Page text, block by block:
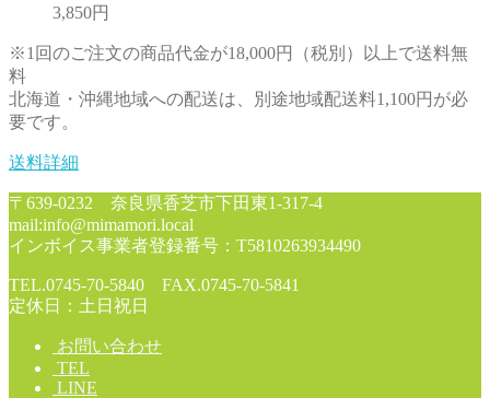
3,850円
※1回のご注文の商品代金が18,000円（税別）以上で送料無
料
北海道・沖縄地域への配送は、別途地域配送料1,100円が必
要です。
送料詳細
〒639-0232 奈良県香芝市下田東1-317-4
mail:info@mimamori.local
インボイス事業者登録番号：T5810263934490
TEL.0745-70-5840 FAX.0745-70-5841
定休日：土日祝日
お問い合わせ
TEL
LINE